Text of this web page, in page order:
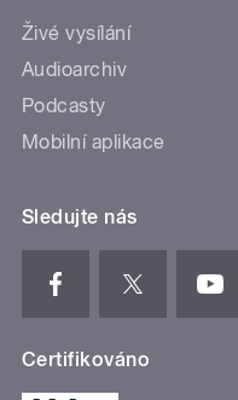
Živé vysílání
Audioarchiv
Podcasty
Mobilní aplikace
Sledujte nás
Certifikováno